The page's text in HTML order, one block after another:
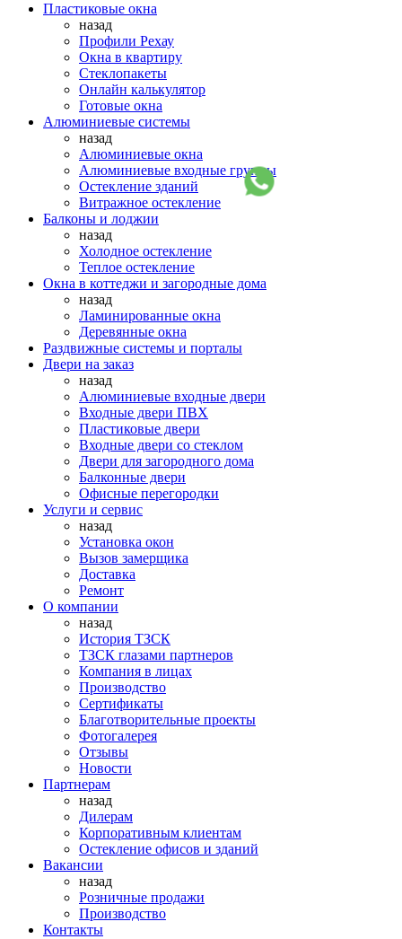
Пластиковые окна
назад
Профили Рехау
Окна в квартиру
Стеклопакеты
Онлайн калькулятор
Готовые окна
Алюминиевые системы
назад
Алюминиевые окна
Алюминиевые входные группы
Остекление зданий
Витражное остекление
Балконы и лоджии
назад
Холодное остекление
Теплое остекление
Окна в коттеджи и загородные дома
назад
Ламинированные окна
Деревянные окна
Раздвижные системы и порталы
Двери на заказ
назад
Алюминиевые входные двери
Входные двери ПВХ
Пластиковые двери
Входные двери со стеклом
Двери для загородного дома
Балконные двери
Офисные перегородки
Услуги и сервис
назад
Установка окон
Вызов замерщика
Доставка
Ремонт
О компании
назад
История ТЗСК
ТЗСК глазами партнеров
Компания в лицах
Производство
Сертификаты
Благотворительные проекты
Фотогалерея
Отзывы
Новости
Партнерам
назад
Дилерам
Корпоративным клиентам
Остекление офисов и зданий
Вакансии
назад
Розничные продажи
Производство
Контакты